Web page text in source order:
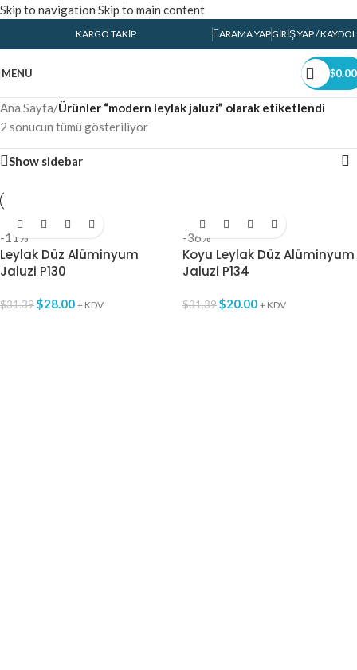
Skip to navigation Skip to main content
KARGO TAKIP ARAMA YAPGIRIŞ YAP / KAYDOL
MENU $0.00
Ana Sayfa/Ürünler “modern leylak jaluzi” olarak etiketlendi
2 sonucun tümü gösteriliyor
Show sidebar
-11%
Leylak Düz Alüminyum
Jaluzi P130
$31.39$28.00 + KDV
-36%
Koyu Leylak Düz Alüminyum
Jaluzi P134
$31.39$20.00 + KDV